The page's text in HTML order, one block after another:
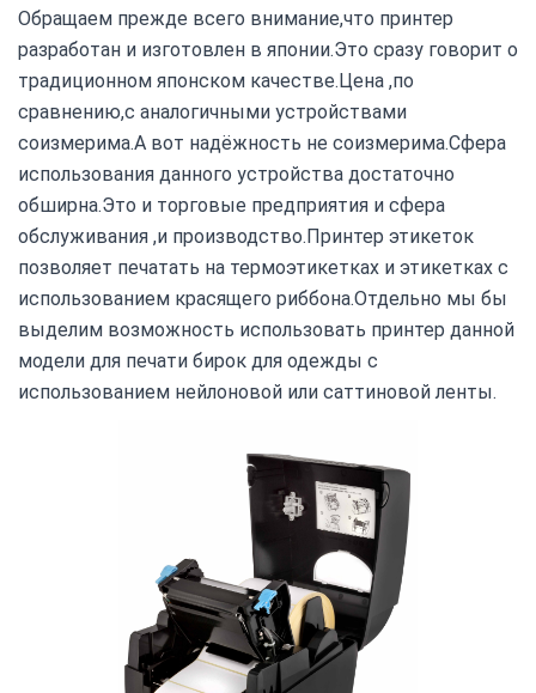
Обращаем прежде всего внимание,что принтер
разработан и изготовлен в японии.Это сразу говорит о
традиционном японском качестве.Цена ,по
сравнению,с аналогичными устройствами
соизмерима.А вот надёжность не соизмерима.Сфера
использования данного устройства достаточно
обширна.Это и торговые предприятия и сфера
обслуживания ,и производство.Принтер этикеток
позволяет печатать на термоэтикетках и этикетках с
использованием красящего риббона.Отдельно мы бы
выделим возможность использовать принтер данной
модели для печати бирок для одежды с
использованием нейлоновой или саттиновой ленты.